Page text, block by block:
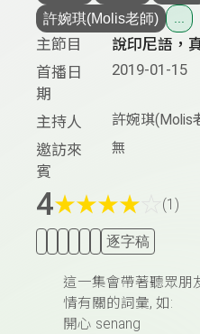
許婉琪(Molis老師)
主節目
說印尼語，
首播日
期
2019-01-15
主持人 許婉琪(Molis
邀訪來
賓
無
4★★★★ (1)
逐字稿
這一集會帶著聽眾朋
情有關的詞彙, 如:
開心 senang